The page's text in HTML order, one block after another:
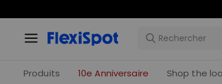
Produits 10e Anniversaire Shop the